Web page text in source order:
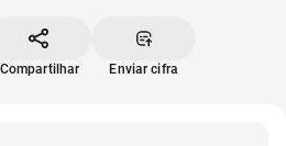
Compartilhar Enviar cifra